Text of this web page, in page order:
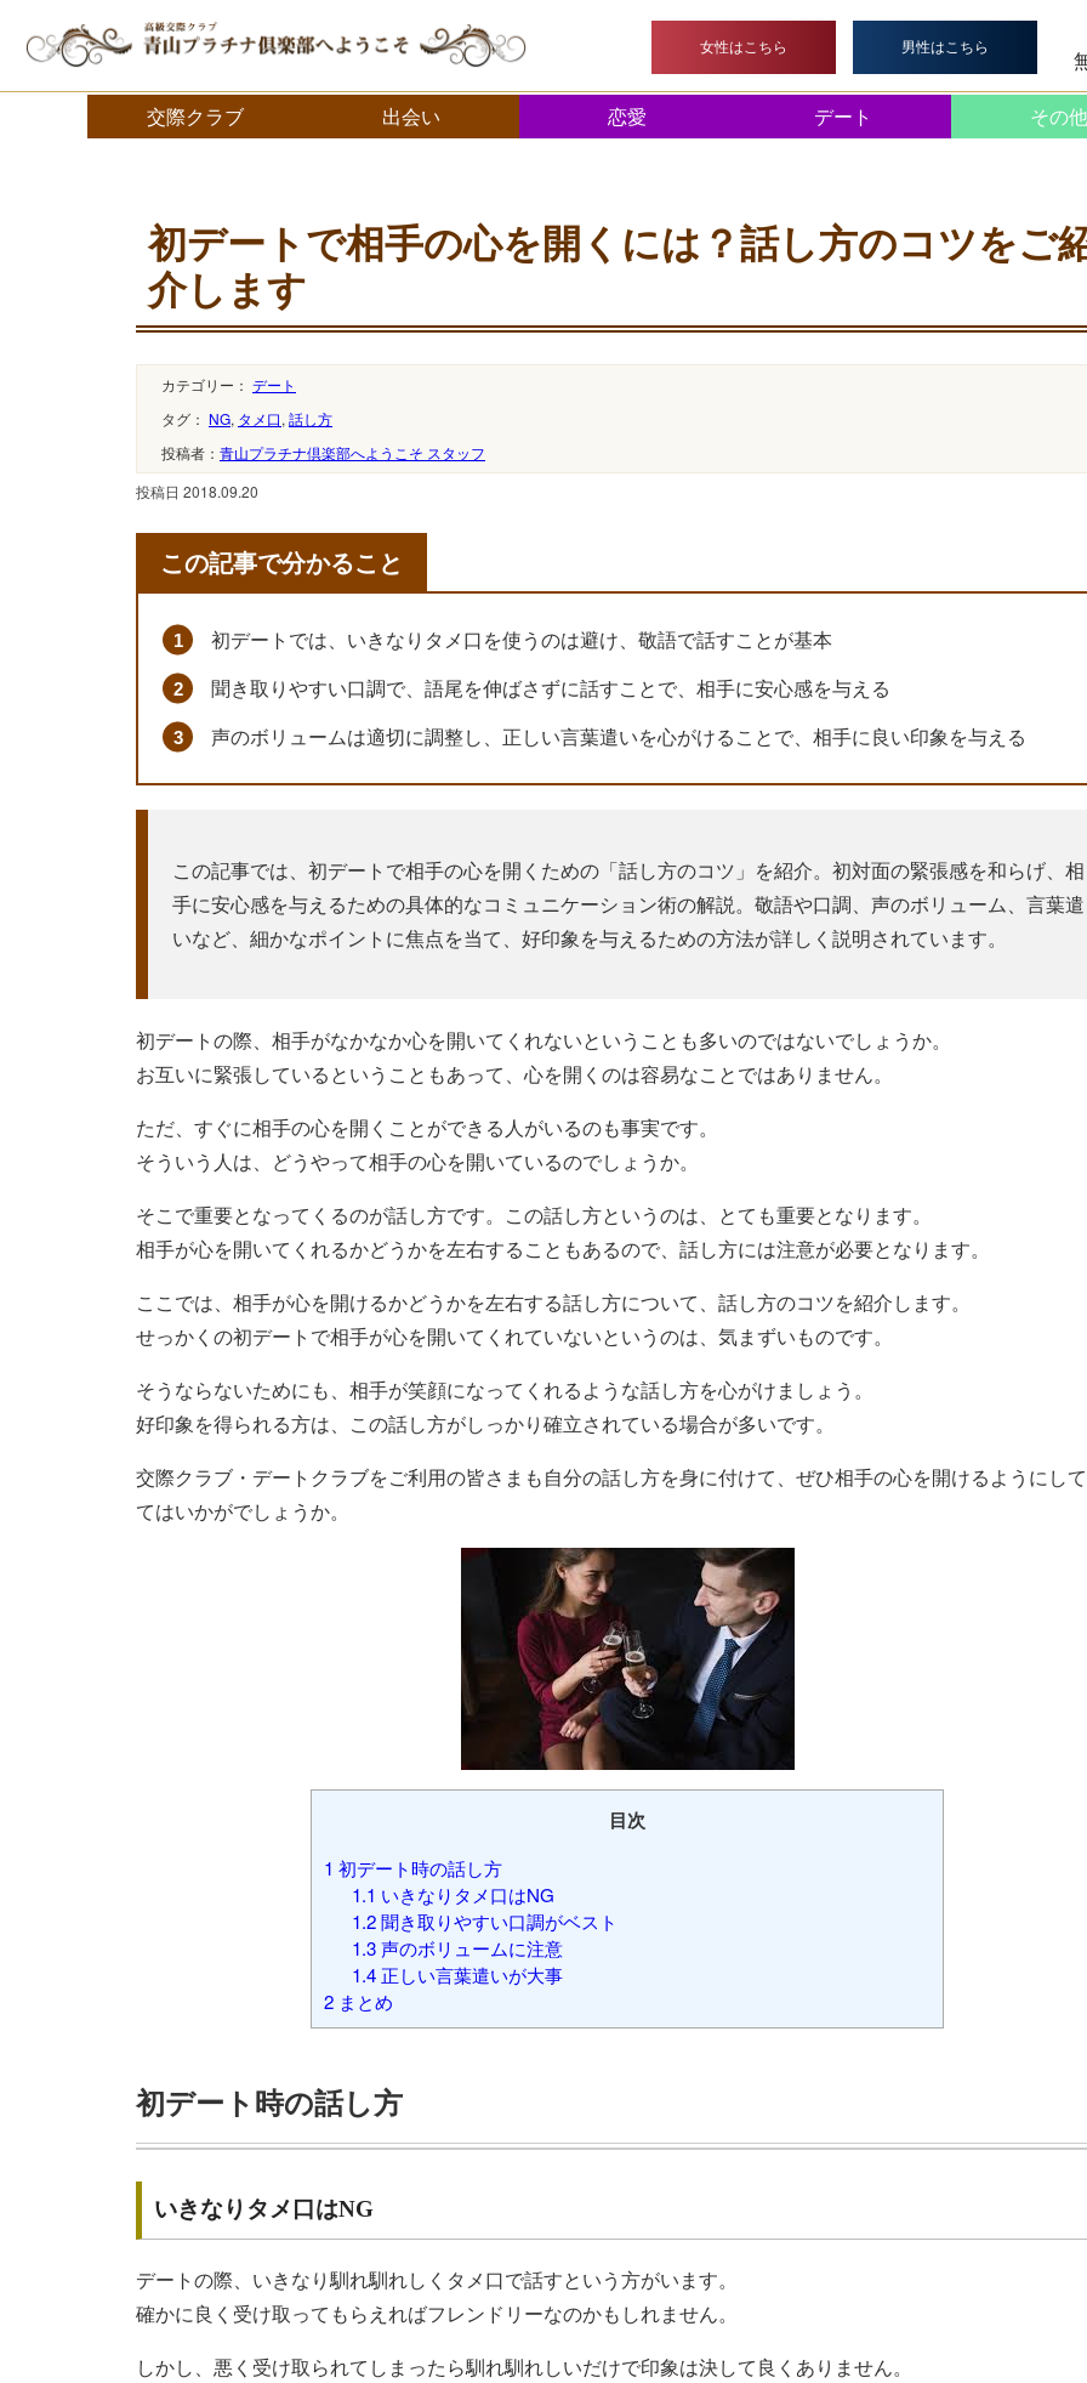
女性はこちら 男性はこちら
交際クラブ・デートクラブ 青山プラチナ倶楽部へようこそ > 初デートで相手の心を開くには？話し方のコツを
交際クラブ 出会い 恋愛 デート その他
初デートで相手の心を開くには？話し方のコツをご
介します
カテゴリー： デート
タグ： NG, タメ口, 話し方
投稿者： 青山プラチナ倶楽部へようこそ スタッフ
投稿日 2018.09.20
この記事で分かること
初デートでは、いきなりタメ口を使うのは避け、敬語で話すことが基本
聞き取りやすい口調で、語尾を伸ばさずに話すことで、相手に安心感を与える
声のボリュームは適切に調整し、正しい言葉遣いを心がけることで、相手に良い印象を与える
この記事では、初デートで相手の心を開くための「話し方のコツ」を紹介。初対面の緊張感を和らげ、相
手に安心感を与えるための具体的なコミュニケーション術の解説。敬語や口調、声のボリューム、言葉遣
いなど、細かなポイントに焦点を当て、好印象を与えるための方法が詳しく説明されています。
初デートの際、相手がなかなか心を開いてくれないということも多いのではないでしょうか。
お互いに緊張しているということもあって、心を開くのは容易なことではありません。
ただ、すぐに相手の心を開くことができる人がいるのも事実です。
そういう人は、どうやって相手の心を開いているのでしょうか。
そこで重要となってくるのが話し方です。この話し方というのは、とても重要となります。
相手が心を開いてくれるかどうかを左右することもあるので、話し方には注意が必要となります。
ここでは、相手が心を開けるかどうかを左右する話し方について、話し方のコツを紹介します。
せっかくの初デートで相手が心を開いてくれていないというのは、気まずいものです。
そうならないためにも、相手が笑顔になってくれるような話し方を心がけましょう。
好印象を得られる方は、この話し方がしっかり確立されている場合が多いです。
交際クラブ・デートクラブをご利用の皆さまも自分の話し方を身に付けて、ぜひ相手の心を開けるようにし
てはいかがでしょうか。
目次
1 初デート時の話し方
1.1 いきなりタメ口はNG
1.2聞き取りやすい口調がベスト
1.3声のボリュームに注意
1.4正しい言葉遣いが大事
2 まとめ
初デート時の話し方
いきなりタメ口はNG
デートの際、いきなり馴れ馴れしくタメ口で話すという方がいます。
確かに良く受け取ってもらえればフレンドリーなのかもしれません。
しかし、悪く受け取られてしまったら馴れ馴れしいだけで印象は決して良くありません。